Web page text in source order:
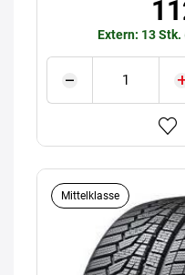
Extern: 13
Mittelklasse